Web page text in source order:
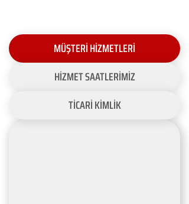
MÜŞTERİ HİZMETLERİ
HİZMET SAATLERİMİZ
TİCARİ KİMLİK